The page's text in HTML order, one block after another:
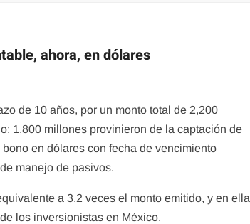
ahora, en dólares
de 10 años, por un monto total de 2,200
1,800 millones provinieron de la captación de
en dólares con fecha de vencimiento
manejo de pasivos.
a 3.2 veces el monto emitido, y en ella
los inversionistas en México.